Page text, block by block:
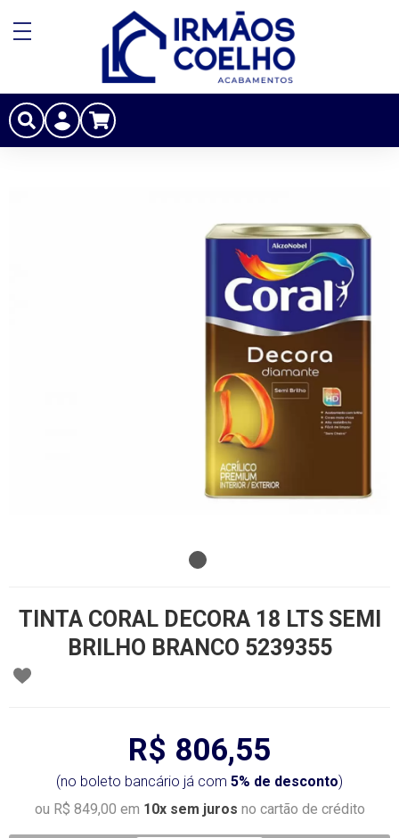
TINTA CORAL DECORA 18 LTS SEMI
BRILHO BRANCO 5239355
R$ 806,55
(no boleto bancário já com 5% de desconto)
ou R$ 849,00 em 10x sem juros no cartão de crédito